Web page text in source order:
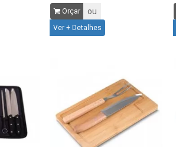
Orçar ou
Ver + Detalhes